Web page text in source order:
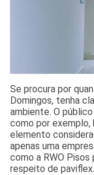
Se procura por
Domingos, tenha
ambiente. O
como por exemplo,
elemento
apenas uma
como a RWO
respeito de paviflex.